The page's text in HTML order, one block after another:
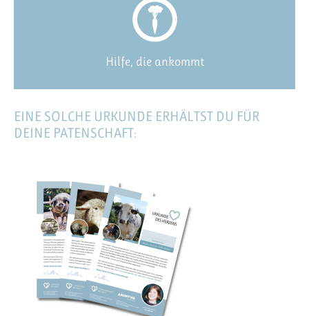
Hilfe, die ankommt
EINE SOLCHE URKUNDE ERHÄLTST DU FÜR
DEINE PATENSCHAFT: